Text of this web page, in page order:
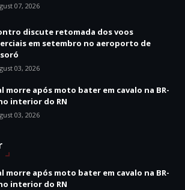
07, 2026
discute retomada dos voos
em setembro no aeroporto de
03, 2026
morre após moto bater em cavalo na BR-
interior do RN
03, 2026
morre após moto bater em cavalo na BR-
interior do RN